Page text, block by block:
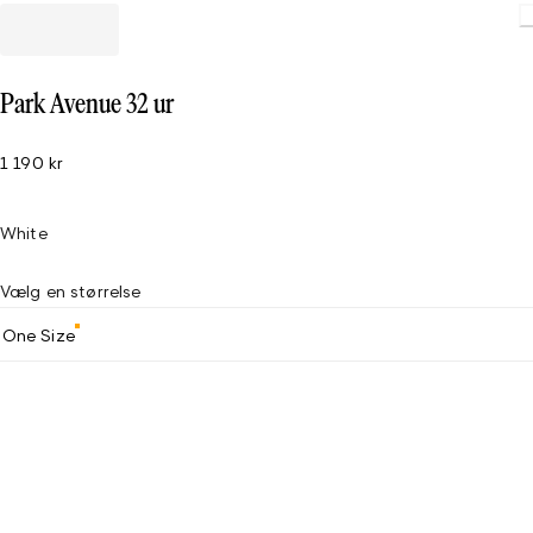
Park Avenue 32 ur
1 190 kr
White
Vælg en størrelse
One Size